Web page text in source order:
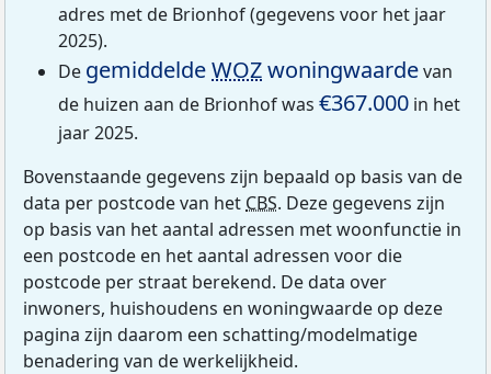
adres met de Brionhof (gegevens voor het jaar
2025).
De gemiddeldeWOZwoningwaardevan
de huizen aan de Brionhof was €367.000 in het
jaar 2025.
Bovenstaande gegevens zijn bepaald op basis van de
data per postcode van het CBS. Deze gegevens zijn
op basis van het aantal adressen met woonfunctie in
een postcode en het aantal adressen voor die
postcode per straat berekend. De data over
inwoners, huishoudens en woningwaarde op deze
pagina zijn daarom een schatting/modelmatige
benadering van de werkelijkheid.